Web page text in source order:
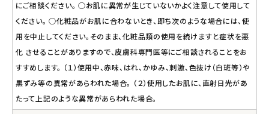
にご相談ください。 ○お肌に異常が生じていないかよく注意して使用して
ください。 ○化粧品がお肌に合わないとき、即ち次のような場合には、使
用を中止してください。そのまま、化粧品類の使用を続けますと症状を悪
化 させることがありますので、皮膚科専門医等にご相談されることをお
すすめします。 （１）使用中、赤味、はれ、かゆみ、刺激、色抜け（白斑等）や
黒ずみ等の異常があらわれた場合。 （２）使用したお肌に、直射日光があ
たって上記のような異常があらわれた場合。